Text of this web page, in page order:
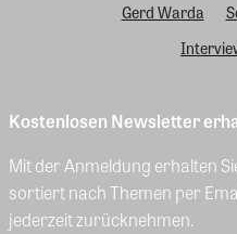
Gerd Warda
Kostenlosen Newsletter
Mit der Anmeldung erhalten
sortiert nach Themen per
jederzeit zurücknehmen.